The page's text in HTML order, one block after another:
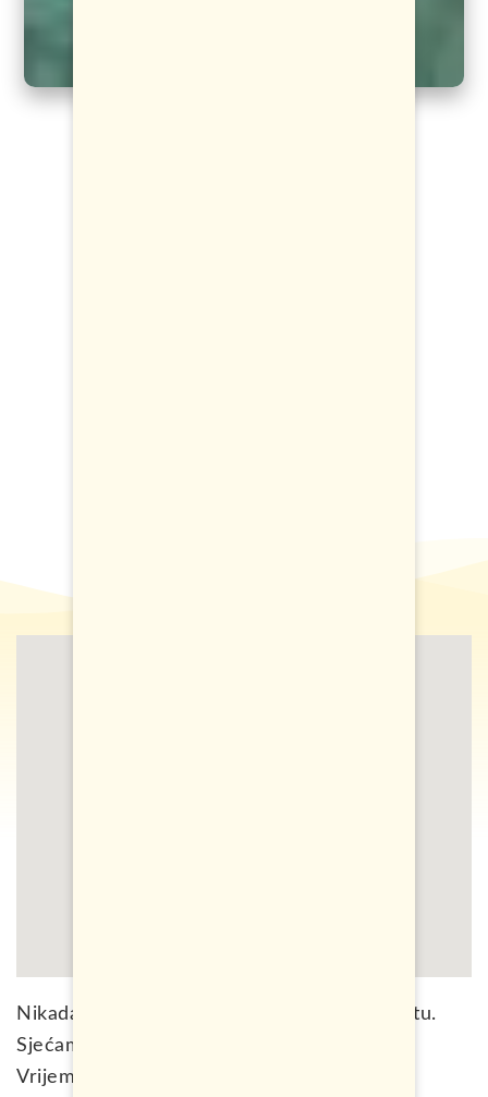
Nikada neću zaboraviti to putovanje na Maltu.
Sjećam se da je bio februar. Godina, 2016.
Vrijeme kao i sad. Ukratko, nikakvo.